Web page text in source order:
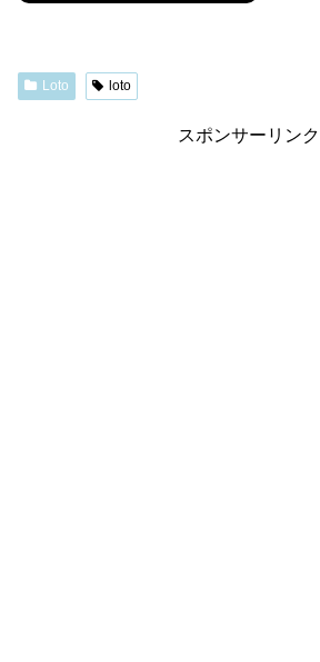
Loto loto
スポンサーリンク